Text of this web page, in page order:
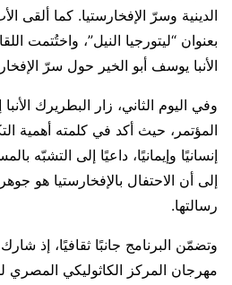
الدينية وسرّ الإفخارستيا. كما ألقى
بعنوان “ليتورجيا النيل”، واختُتمت
الأنبا يوسف أبو الخير حول سرّ
وفي اليوم الثاني، زار البطريرك
المؤتمر، حيث أكد في كلمته أهمية
إنسانيًا وإيمانيًا، داعيًا إلى التشبّه
إلى أن الاحتفال بالإفخارستيا هو جوهر
رسالتها.
وتضمّن البرنامج جانبًا ثقافيًا، إذ
مهرجان المركز الكاثوليكي المصري